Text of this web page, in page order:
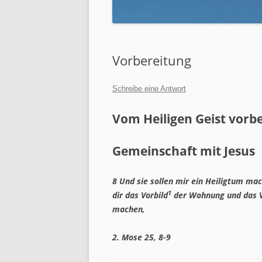
GEBETSDIENST
MOTORCYCLE MINISTRIES
Vorbereitung
Schreibe eine Antwort
Vom Heiligen Geist
Gemeinschaft mit Jesus
8 Und sie sollen mir ein Heiligtum
dir das Vorbild1 der Wohnung und
machen,
2. Mose 25, 8-9